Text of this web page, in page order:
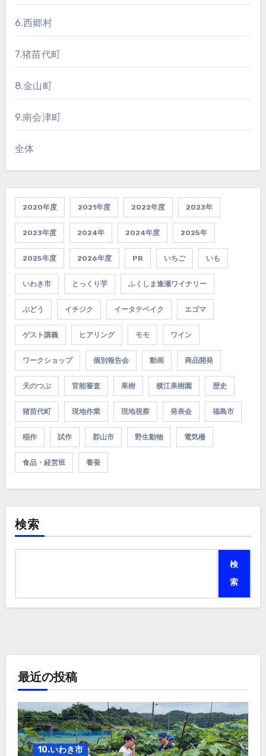
6.西郷村
7.猪苗代町
8.金山町
9.南会津町
全体
2020年度 2021年度 2022年度 2023年
2023年度 2024年 2024年度 2025年
2025年度 2026年度 PR いちご いも
いわき市 とっくり芋 ふくしま逢瀬ワイナリー
ぶどう イチジク イータテベイク エゴマ
ゲスト講義 ヒアリング モモ ワイン
ワークショップ 個別報告会 動画 商品開発
天のつぶ 官能審査 果樹 横江果樹園 歴史
猪苗代町 現地作業 現地視察 発表会 福島市
稲作 試作 郡山市 野生動物 電気柵
食品・経営班 養蚕
検索
検
索
最近の投稿
10.いわき市